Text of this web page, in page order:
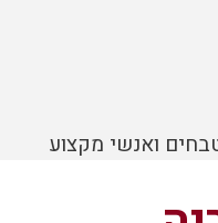
ואנשי מקצוע